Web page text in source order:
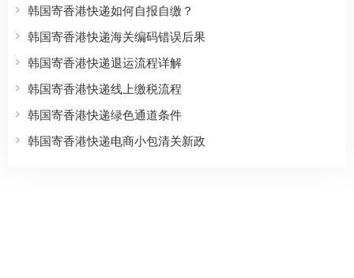
韩国寄香港快递如何自报自缴？
韩国寄香港快递海关编码错误后果
韩国寄香港快递退运流程详解
韩国寄香港快递线上缴税流程
韩国寄香港快递绿色通道条件
韩国寄香港快递电商小包清关新政